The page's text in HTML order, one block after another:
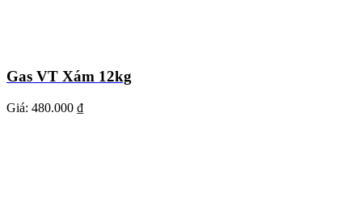
Gas VT Xám 12kg
Giá: 480.000 ₫